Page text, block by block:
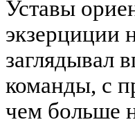
Уставы
экзерциции
заглядывал
команды, с
чем больше